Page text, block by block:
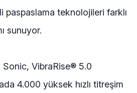
paspaslama teknolojileri farklı
sunuyor.
VibraRise® 5.0
4.000 yüksek hızlı titreşim